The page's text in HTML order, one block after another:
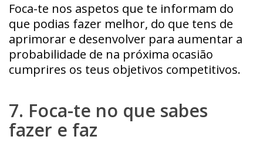
Foca-te nos aspetos que te informam do
que podias fazer melhor, do que tens de
aprimorar e desenvolver para aumentar a
probabilidade de na próxima ocasião
cumprires os teus objetivos competitivos.
7. Foca-te no que sabes
fazer e faz